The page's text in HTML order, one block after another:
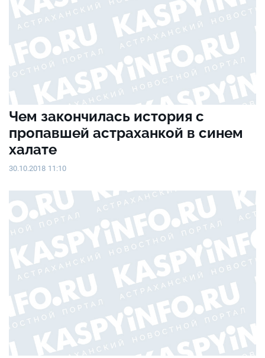
Чем закончилась история с
пропавшей астраханкой в синем
халате
30.10.2018 11:10